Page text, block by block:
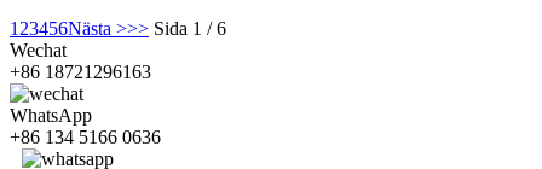
1 23456Nästa >>> Sida 1 / 6
Wechat
+86 18721296163
WhatsApp
+86 134 5166 0636